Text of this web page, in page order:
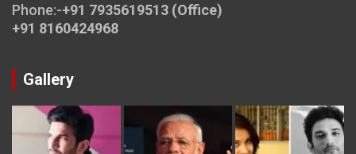
Phone:-+91 7935619513 (Office)
+91 8160424968
Gallery